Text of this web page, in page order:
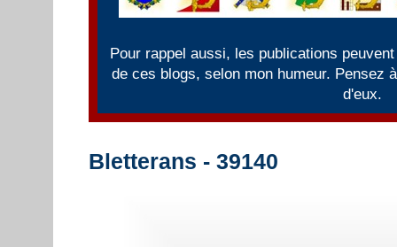
Pour rappel aussi, les publications
de ces blogs, selon mon humeur. Pensez
d'eux.
Bletterans - 39140